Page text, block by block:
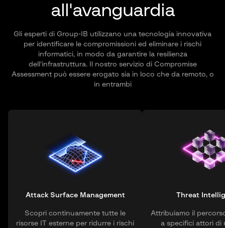
all'avanguardia
Gli esperti di Group-IB utilizzano una tecnologia innovativa
per identificare le compromissioni ed eliminare i rischi
informatici, in modo da garantire la resilienza
dell'infrastruttura. Il nostro servizio di Compromise
Assessment può essere erogato sia in loco che da remoto, o
in entrambi
Attack Surface Management
Scopri continuamente tutte le
risorse IT esterne per ridurre i rischi
Threat
Attribuiamo il
a specifici attori di